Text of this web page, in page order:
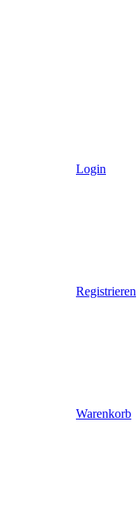
Login
Registrieren
Warenkorb